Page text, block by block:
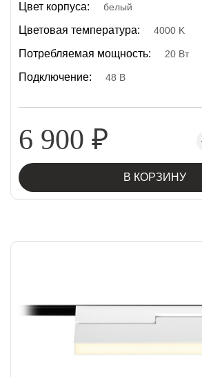
Цвет корпуса: белый
Цветовая температура: 4000 K
Потребляемая мощность: 20 Вт
Подключение: 48 В
6 900 ₽
В КОРЗИНУ